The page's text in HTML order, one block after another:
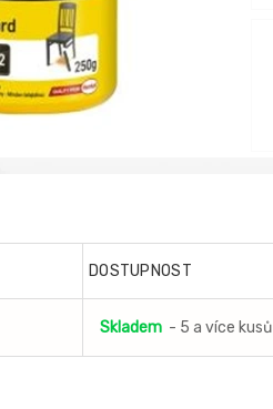
DOSTUPNOST
Skladem - 5 a více kusů